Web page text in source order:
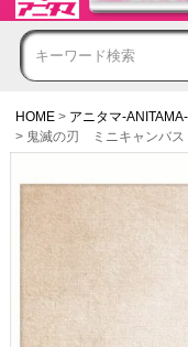
HOME
アニタマ-
鬼滅の刃 ミニキャンバ